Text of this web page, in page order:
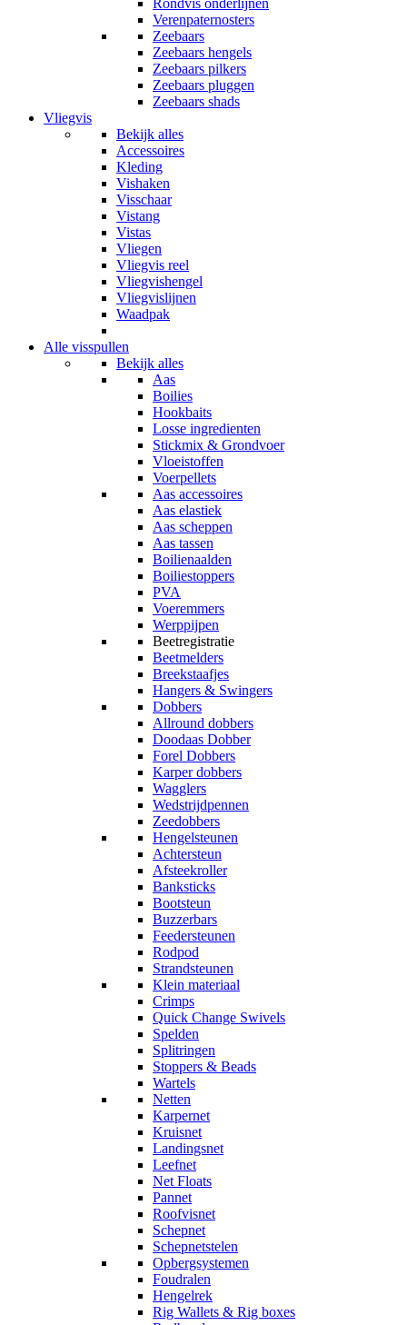
Rondvis onderlijnen
Verenpaternosters
Zeebaars
Zeebaars hengels
Zeebaars pilkers
Zeebaars pluggen
Zeebaars shads
Vliegvis
Bekijk alles
Accessoires
Kleding
Vishaken
Visschaar
Vistang
Vistas
Vliegen
Vliegvis reel
Vliegvishengel
Vliegvislijnen
Waadpak
Alle visspullen
Bekijk alles
Aas
Boilies
Hookbaits
Losse ingredienten
Stickmix & Grondvoer
Vloeistoffen
Voerpellets
Aas accessoires
Aas elastiek
Aas scheppen
Aas tassen
Boilienaalden
Boiliestoppers
PVA
Voeremmers
Werppijpen
Beetregistratie
Beetmelders
Breekstaafjes
Hangers & Swingers
Dobbers
Allround dobbers
Doodaas Dobber
Forel Dobbers
Karper dobbers
Wagglers
Wedstrijdpennen
Zeedobbers
Hengelsteunen
Achtersteun
Afsteekroller
Banksticks
Bootsteun
Buzzerbars
Feedersteunen
Rodpod
Strandsteunen
Klein materiaal
Crimps
Quick Change Swivels
Spelden
Splitringen
Stoppers & Beads
Wartels
Netten
Karpernet
Kruisnet
Landingsnet
Leefnet
Net Floats
Pannet
Roofvisnet
Schepnet
Schepnetstelen
Opbergsystemen
Foudralen
Hengelrek
Rig Wallets & Rig boxes